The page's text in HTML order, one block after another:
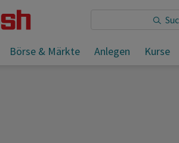
Börse & Märkte Anlegen Kurse